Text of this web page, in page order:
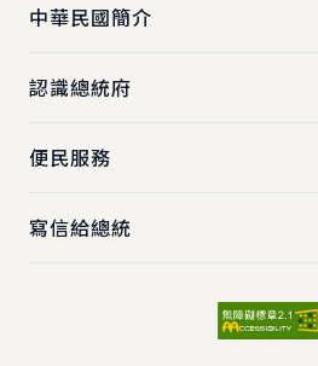
中華民國簡介
認識總統府
便民服務
寫信給總統